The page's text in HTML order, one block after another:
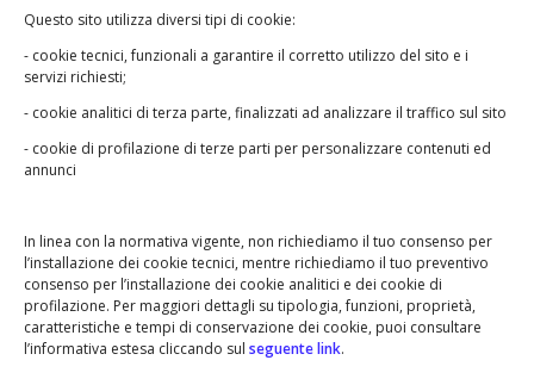
Questo sito utilizza diversi tipi di cookie:
- cookie tecnici, funzionali a garantire il corretto utilizzo del sito e i
servizi richiesti;
- cookie analitici di terza parte, finalizzati ad analizzare il traffico sul sito
- cookie di profilazione di terze parti per personalizzare contenuti ed
annunci
In linea con la normativa vigente, non richiediamo il tuo consenso per
l’installazione dei cookie tecnici, mentre richiediamo il tuo preventivo
consenso per l’installazione dei cookie analitici e dei cookie di
profilazione. Per maggiori dettagli su tipologia, funzioni, proprietà,
caratteristiche e tempi di conservazione dei cookie, puoi consultare
l’informativa estesa cliccando sul seguente link.